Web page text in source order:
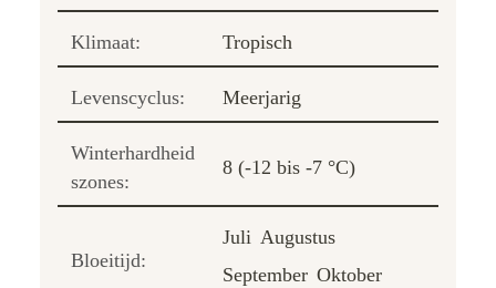
Klimaat: Tropisch
Levenscyclus: Meerjarig
Winterhardheid
szones:
8 (-12 bis -7 °C)
Bloeitijd:
Juli Augustus
September Oktober